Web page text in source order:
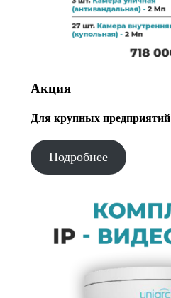
Акция
Для крупных предприятий
Подробнее